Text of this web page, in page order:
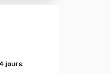
jours